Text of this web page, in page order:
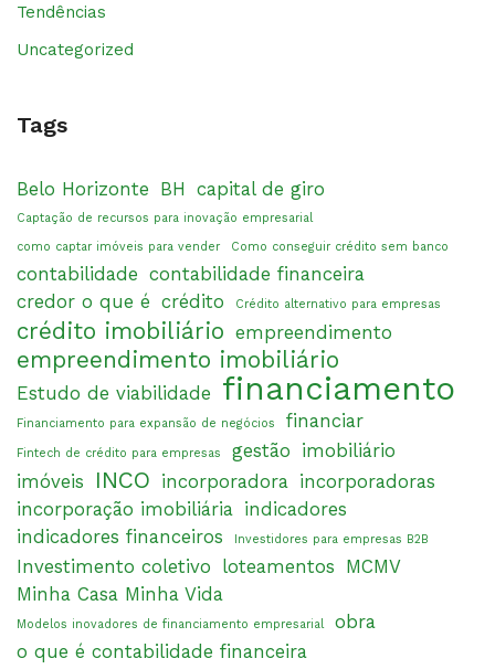
Tendências
Uncategorized
Tags
Belo Horizonte BH capital de giro
Captação de recursos para inovação empresarial
como captar imóveis para vender
Como conseguir crédito sem banco
contabilidade contabilidade financeira
credor o que é crédito Crédito alternativo para empresas
crédito imobiliário empreendimento
empreendimento imobiliário
Estudo de viabilidade financiamento
Financiamento para expansão de negócios financiar
Fintech de crédito para empresas gestão imobiliário
imóveis
INCO incorporadora incorporadoras
incorporação imobiliária indicadores
indicadores financeiros
Investidores para empresas B2B
Investimento coletivo loteamentos MCMV
Minha Casa Minha Vida
Modelos inovadores de financiamento empresarial
obra
o que é contabilidade financeira